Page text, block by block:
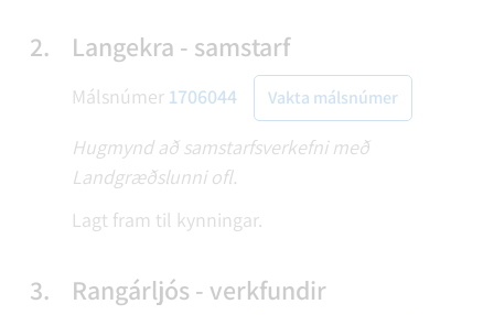
2. Langekra - samstarf
Málsnúmer 1706044 Vakta málsnúmer
Hugmynd að samstarfsverkefni með
Landgræðslunni ofl.
Lagt fram til kynningar.
3. Rangárljós - verkfundir